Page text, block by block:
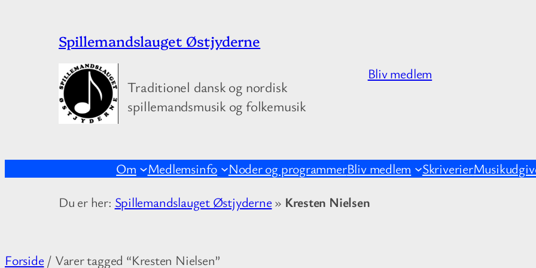
Spillemandslauget Østjyderne
Traditionel dansk og nordisk
spillemandsmusik og folkemusik
Bliv medlem
Om Medlemsinfo Noder og programmerBliv medlem Skriverier
Du er her: Spillemandslauget Østjyderne » Kresten Nielsen
Forside / Varer tagged “Kresten Nielsen”